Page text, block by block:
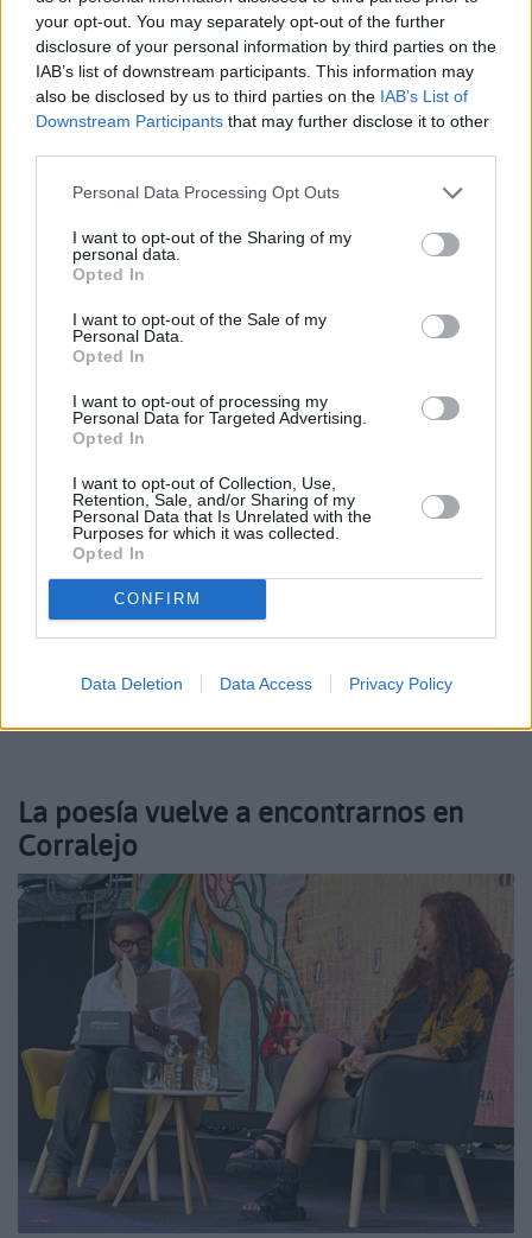
your opt-out. You may separately opt-out of the further
disclosure of your personal information by third parties on the
IAB’s list of downstream participants. This information may
also be disclosed by us to third parties on the IAB’s List of
Downstream Participants that may further disclose it to other
Personal Data Processing Opt Outs
I want to opt-out of the Sharing of my
personal data.
Opted In
I want to opt-out of the Sale of my
Personal Data.
Opted In
I want to opt-out of processing my
Personal Data for Targeted Advertising.
Opted In
I want to opt-out of Collection, Use,
Retention, Sale, and/or Sharing of my
Personal Data that Is Unrelated with the
Purposes for which it was collected.
Opted In
CONFIRM
Data Deletion Data Access Privacy Policy
Nieves Lady Barreto destaca la importancia de “compatibilizar la
justicia reparadora con la divulgación objetiva de los hechos para
La escuela de Arte de Fuerteventura
destila talento
El Festival de Creación Audiovisual Mirafondo de la
Escuela de Arte Fuerteventura se internacionaliza
La poesía vuelve a encontrarnos en
Corralejo